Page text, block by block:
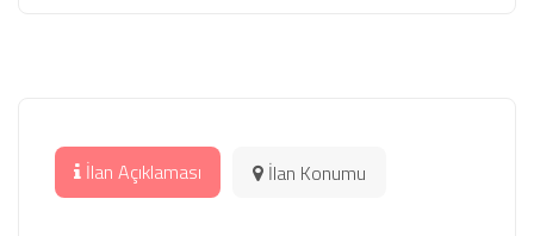
İlan Açıklaması İlan Konumu